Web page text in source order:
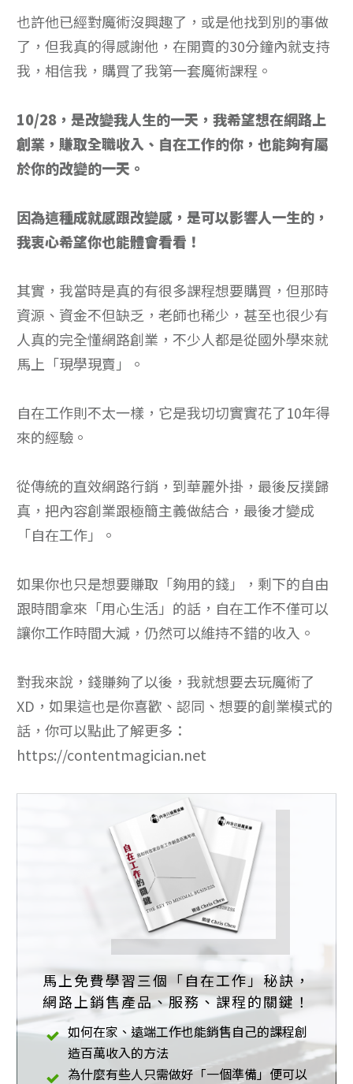
也許他已經對魔術沒興趣了，或是他找到別的事做
了，但我真的得感謝他，在開賣的30分鐘內就支持
我，相信我，購買了我第一套魔術課程。
10/28，是改變我人生的一天，我希望想在網路上
創業，賺取全職收入、自在工作的你，也能夠有屬
於你的改變的一天。
因為這種成就感跟改變感，是可以影響人一生的，
我衷心希望你也能體會看看！
其實，我當時是真的有很多課程想要購買，但那時
資源、資金不但缺乏，老師也稀少，甚至也很少有
人真的完全懂網路創業，不少人都是從國外學來就
馬上「現學現賣」。
自在工作則不太一樣，它是我切切實實花了10年得
來的經驗。
從傳統的直效網路行銷，到華麗外掛，最後反撲歸
真，把內容創業跟極簡主義做結合，最後才變成
「自在工作」。
如果你也只是想要賺取「夠用的錢」，剩下的自由
跟時間拿來「用心生活」的話，自在工作不僅可以
讓你工作時間大減，仍然可以維持不錯的收入。
對我來說，錢賺夠了以後，我就想要去玩魔術了
XD，如果這也是你喜歡、認同、想要的創業模式的
話，你可以點此了解更多：
https://contentmagician.net
馬上免費學習三個「自在工作」秘訣，
網路上銷售產品、服務、課程的關鍵！
如何在家、遠端工作也能銷售自己的課程創
造百萬收入的方法
為什麼有些人只需做好「一個準備」便可以